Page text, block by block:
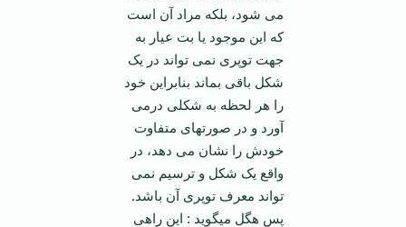
می شود، بلکه مراد آن است
که این موجود یا بت عیار به
جهت توپری نمی تواند در یک
شکل باقی بماند بنابراین خود
را هر لحظه به شکلی درمی
آورد و در صورتهای متفاوت
خودش را نشان می دهد، در
واقع یک شکل و ترسیم نمی
تواند معرف توپری آن باشد.
پس هگل می­گوید : این راهی